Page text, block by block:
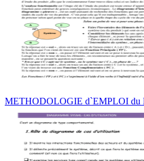
METHODOLOGIE d`EMPLOI du